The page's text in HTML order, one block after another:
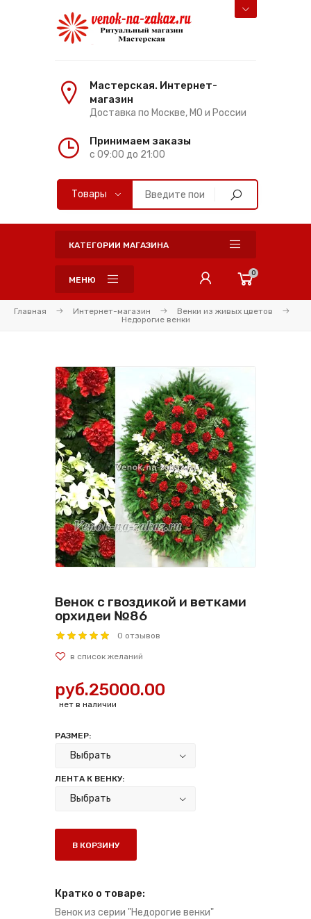
Мастерская. Интернет-
магазин
Доставка по Москве, МО и России
Принимаем заказы
с 09:00 до 21:00
КАТЕГОРИИ МАГАЗИНА
МЕНЮ
0
Главная Интернет-магазин
Венки из живых цветов
Недорогие венки
Венок с гвоздикой и ветками
орхидеи №86
0 отзывов
руб.25000.00
нет в наличии
РАЗМЕР:
ЛЕНТА К ВЕНКУ:
В КОРЗИНУ
Кратко о товаре:
Венок из серии "Недорогие венки"